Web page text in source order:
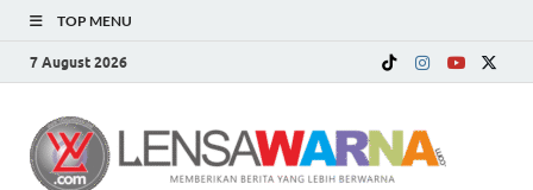
TOP MENU
7 August 2026